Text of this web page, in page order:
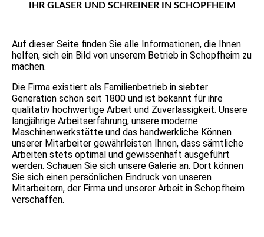
IHR GLASER UND SCHREINER IN SCHOPFHEIM
Auf dieser Seite finden Sie alle Informationen, die Ihnen
helfen, sich ein Bild von unserem Betrieb in Schopfheim zu
machen.
Die Firma existiert als Familienbetrieb in siebter
Generation schon seit 1800 und ist bekannt für ihre
qualitativ hochwertige Arbeit und Zuverlässigkeit. Unsere
langjährige Arbeitserfahrung, unsere moderne
Maschinenwerkstätte und das handwerkliche Können
unserer Mitarbeiter gewährleisten Ihnen, dass sämtliche
Arbeiten stets optimal und gewissenhaft ausgeführt
werden. Schauen Sie sich unsere Galerie an. Dort können
Sie sich einen persönlichen Eindruck von unseren
Mitarbeitern, der Firma und unserer Arbeit in Schopfheim
verschaffen.